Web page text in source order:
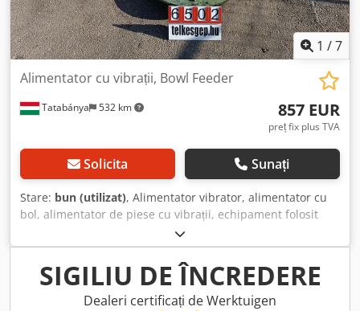
1 /7
Tatabánya 532 km
Alimentator cu vibrații, Bowl Feeder
857 EUR
preț fix plus TVA
Solicita Sunați
Stare: bun (utilizat), Alimentator vibrator, alimentator cu
bol, alimentator de piese cu vibrații, echipament folosit
Dimensiuni totale: 910 x 940 x 1270 mm Csdpfx Abou Hi U
Noherf Greutate: 240 kg Specificații electrice: 220V; 251 VA
Diametru bol: 330–840 mm
SIGILIU DE ÎNCREDERE
Dealeri certificați de Werktuigen